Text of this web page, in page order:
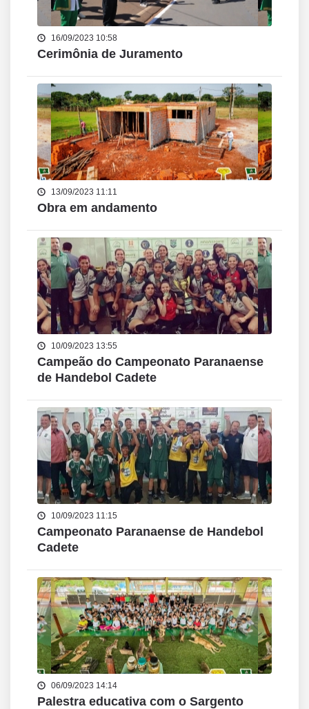
16/09/2023 10:58
Cerimônia de Juramento
13/09/2023 11:11
Obra em andamento
10/09/2023 13:55
Campeão do Campeonato Paranaense
de Handebol Cadete
10/09/2023 11:15
Campeonato Paranaense de Handebol
Cadete
06/09/2023 14:14
Palestra educativa com o Sargento